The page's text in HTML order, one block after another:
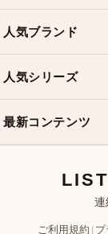
配送について
返品・交換
お問い合わせ
ショルダーバッグ
クロスボディバッグ
ミニバッグ
バケットバッグ
人気ブランド
シャネルバッグ
ディオールバッグ
人気シリーズ
最新コンテンツ
新着アイテム
ブランドカテゴリ
連
ご利用規約 |